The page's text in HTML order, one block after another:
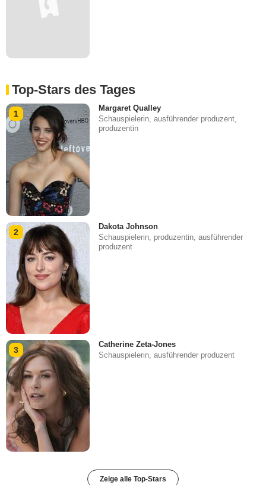
Top-Stars des Tages
1
Margaret Qualley
Schauspielerin, ausführender produzent,
produzentin
2
Dakota Johnson
Schauspielerin, produzentin, ausführender
produzent
3
Catherine Zeta-Jones
Schauspielerin, ausführender produzent
Zeige alle Top-Stars